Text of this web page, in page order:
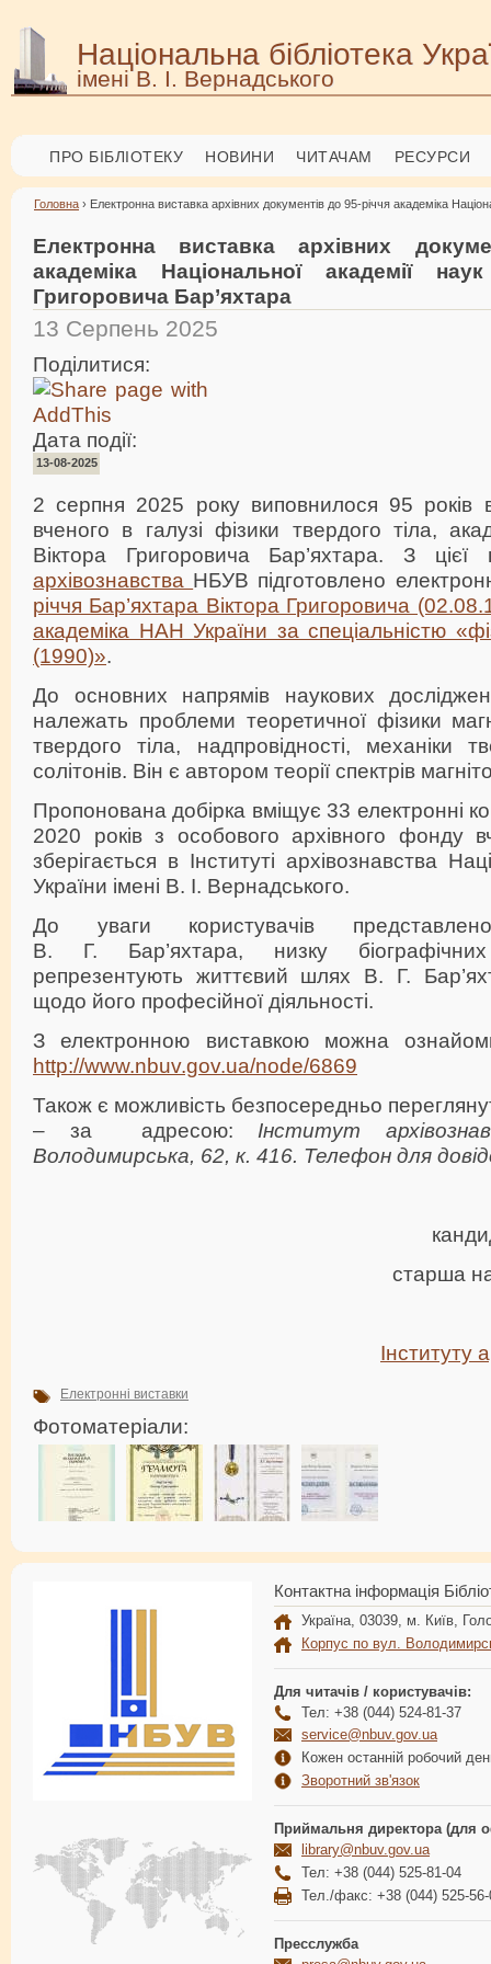
Національна бібліотека
імені В. І. Вернадського
ПРО БІБЛІОТЕКУ НОВИНИ ЧИТАЧАМ РЕСУРСИ
Головна › Електронна виставка архівних документів до 95-річчя академіка
Електронна виставка архівних
академіка Національної академії
Григоровича Бар’яхтара
13 Серпень 2025
Поділитися:
Дата події:
13-08-2025
2 серпня 2025 року виповнилося 95 років
вченого в галузі фізики твердого тіла,
Віктора Григоровича Бар’яхтара. З
архівознавства НБУВ підготовлено
річчя Бар’яхтара Віктора Григоровича
академіка НАН України за спеціальністю
(1990)».
До основних напрямів наукових
належать проблеми теоретичної фізики
твердого тіла, надпровідності, механіки
солітонів. Він є автором теорії спектрів
Пропонована добірка вміщує 33 електронні
2020 років з особового архівного
зберігається в Інституті архівознавства
України імені В. І. Вернадського.
До уваги користувачів
В. Г. Бар’яхтара, низку
репрезентують життєвий шлях В. Г.
щодо його професійної діяльності.
З електронною виставкою можна
http://www.nbuv.gov.ua/node/6869
Також є можливість безпосередньо
– за адресою: Інститут
Володимирська, 62, к. 416. Телефон для
старша
Інституту
Електронні виставки
Фотоматеріали:
Контактна інформація
Україна, 03039, м. Київ,
Корпус по вул.
Для читачів / користувачів:
Тел: +38 (044) 524-81-37
service@nbuv.gov.ua
Кожен останній робочий
Зворотний зв'язок
Приймальня директора (для
library@nbuv.gov.ua
Тел: +38 (044) 525-81-04
Тел./факс: +38 (044) 525-56-
Пресслужба